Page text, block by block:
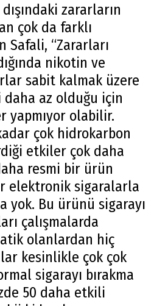
zararların
çok da farklı
Safali, “Zararları
nikotin ve
sabit kalmak üzere
az olduğu için
yapmıyor olabilir.
çok hidrokarbon
etkiler çok daha
resmi bir ürün
elektronik sigaralarla
yok. Bu ürünü sigarayı
çalışmalarda
olanlardan hiç
kesinlikle çok çok
sigarayı bırakma
50 daha etkili